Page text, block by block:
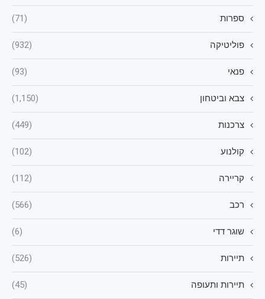
ספרות (71)
פוליטיקה (932)
פנאי (93)
צבא וביטחון (1,150)
צרכנות (449)
קולנוע (102)
קריירה (112)
רכב (566)
שוגר דדי (6)
תיירות (526)
תיירות ותעופה (45)